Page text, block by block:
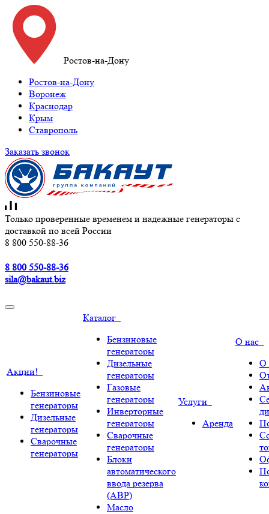
Ростов-на-Дону
Ростов-на-Дону
Воронеж
Краснодар
Крым
Ставрополь
Заказать звонок
Только проверенные временем и надежные генераторы с
доставкой по всей России
8 800 550-88-36
8 800 550-88-36
sila@bakaut.biz
Акции!
Бензиновые
генераторы
Дизельные
генераторы
Сварочные
генераторы
Каталог
Бензиновые
генераторы
Дизельные
генераторы
Газовые
генераторы
Инверторные
генераторы
Сварочные
генераторы
Блоки
автоматического
ввода резерва
(АВР)
Масло
Услуги
Аренда
О нас
О